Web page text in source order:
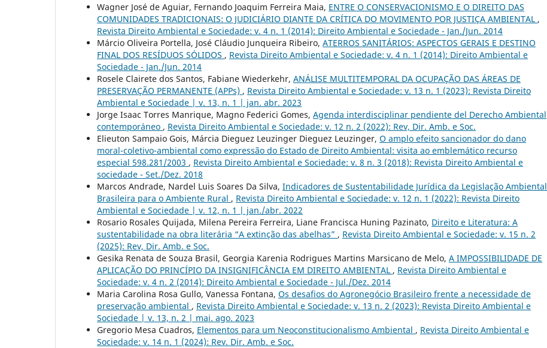
Wagner José de Aguiar, Fernando Joaquim Ferreira Maia, ENTRE O CONSERVACIONISMO E O DIREITO DAS
COMUNIDADES TRADICIONAIS: O JUDICIÁRIO DIANTE DA CRÍTICA DO MOVIMENTO POR JUSTIÇA AMBIENTAL ,
Revista Direito Ambiental e Sociedade: v. 4 n. 1 (2014): Direito Ambiental e Sociedade - Jan./Jun. 2014
Márcio Oliveira Portella, José Cláudio Junqueira Ribeiro, ATERROS SANITÁRIOS: ASPECTOS GERAIS E DESTINO
FINAL DOS RESÍDUOS SÓLIDOS , Revista Direito Ambiental e Sociedade: v. 4 n. 1 (2014): Direito Ambiental e
Sociedade - Jan./Jun. 2014
Rosele Clairete dos Santos, Fabiane Wiederkehr, ANÁLISE MULTITEMPORAL DA OCUPAÇÃO DAS ÁREAS DE
PRESERVAÇÃO PERMANENTE (APPs) , Revista Direito Ambiental e Sociedade: v. 13 n. 1 (2023): Revista Direito
Ambiental e Sociedade | v. 13, n. 1 | jan. abr. 2023
Jorge Isaac Torres Manrique, Magno Federici Gomes, Agenda interdisciplinar pendiente del Derecho Ambiental
contemporáneo , Revista Direito Ambiental e Sociedade: v. 12 n. 2 (2022): Rev, Dir. Amb. e Soc.
Elieuton Sampaio Gois, Márcia Dieguez Leuzinger Dieguez Leuzinger, O amplo efeito sancionador do dano
moral-coletivo-ambiental como expressão do Estado de Direito Ambiental: visita ao emblemático recurso
especial 598.281/2003 , Revista Direito Ambiental e Sociedade: v. 8 n. 3 (2018): Revista Direito Ambiental e
sociedade - Set./Dez. 2018
Marcos Andrade, Nardel Luis Soares Da Silva, Indicadores de Sustentabilidade Jurídica da Legislação Ambiental
Brasileira para o Ambiente Rural , Revista Direito Ambiental e Sociedade: v. 12 n. 1 (2022): Revista Direito
Ambiental e Sociedade | v. 12, n. 1 | jan./abr. 2022
Rosario Rosales Quijada, Milena Pereira Ferreira, Liane Francisca Huning Pazinato, Direito e Literatura: A
sustentabilidade na obra literária “A extinção das abelhas” , Revista Direito Ambiental e Sociedade: v. 15 n. 2
(2025): Rev, Dir. Amb. e Soc.
Gesika Renata de Souza Brasil, Georgia Karenia Rodrigues Martins Marsicano de Melo, A IMPOSSIBILIDADE DE
APLICAÇÃO DO PRINCÍPIO DA INSIGNIFICÂNCIA EM DIREITO AMBIENTAL , Revista Direito Ambiental e
Sociedade: v. 4 n. 2 (2014): Direito Ambiental e Sociedade - Jul./Dez. 2014
Maria Carolina Rosa Gullo, Vanessa Fontana, Os desafios do Agronegócio Brasileiro frente a necessidade de
preservação ambiental , Revista Direito Ambiental e Sociedade: v. 13 n. 2 (2023): Revista Direito Ambiental e
Sociedade | v. 13, n. 2 | mai. ago. 2023
Gregorio Mesa Cuadros, Elementos para um Neoconstitucionalismo Ambiental , Revista Direito Ambiental e
Sociedade: v. 14 n. 1 (2024): Rev. Dir. Amb. e Soc.